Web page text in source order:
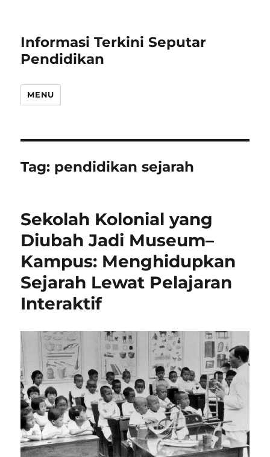
Informasi Terkini Seputar
Pendidikan
MENU
Tag: pendidikan sejarah
Sekolah Kolonial yang
Diubah Jadi Museum–
Kampus: Menghidupkan
Sejarah Lewat Pelajaran
Interaktif